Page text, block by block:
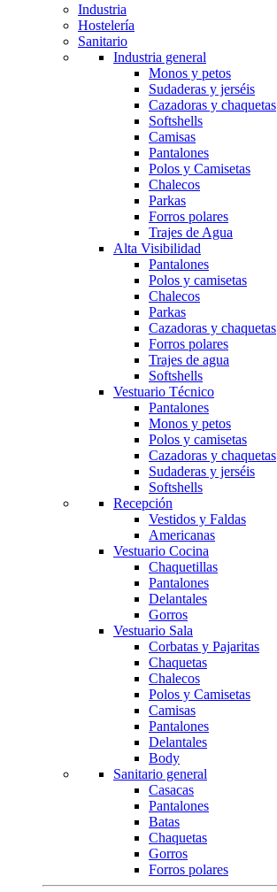
Industria
Hostelería
Sanitario
Industria general
Monos y petos
Sudaderas y jerséis
Cazadoras y chaquetas
Softshells
Camisas
Pantalones
Polos y Camisetas
Chalecos
Parkas
Forros polares
Trajes de Agua
Alta Visibilidad
Pantalones
Polos y camisetas
Chalecos
Parkas
Cazadoras y chaquetas
Forros polares
Trajes de agua
Softshells
Vestuario Técnico
Pantalones
Monos y petos
Polos y camisetas
Cazadoras y chaquetas
Sudaderas y jerséis
Softshells
Recepción
Vestidos y Faldas
Americanas
Vestuario Cocina
Chaquetillas
Pantalones
Delantales
Gorros
Vestuario Sala
Corbatas y Pajaritas
Chaquetas
Chalecos
Polos y Camisetas
Camisas
Pantalones
Delantales
Body
Sanitario general
Casacas
Pantalones
Batas
Chaquetas
Gorros
Forros polares